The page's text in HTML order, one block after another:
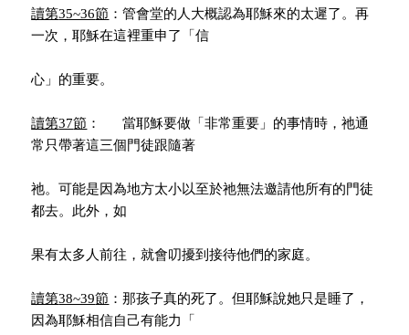
讀第35~36節 ：管會堂的人大概認為耶穌來的太遲了。再
一次，耶穌在這裡重申了「信
心」的重要。
讀第37節 ： 當耶穌要做「非常重要」的事情時，祂通
常只帶著這三個門徒跟隨著
祂。可能是因為地方太小以至於祂無法邀請他所有的門徒
都去。此外，如
果有太多人前往，就會叨擾到接待他們的家庭。
讀第38~39節 ：那孩子真的死了。但耶穌說她只是睡了，
因為耶穌相信自己有能力「